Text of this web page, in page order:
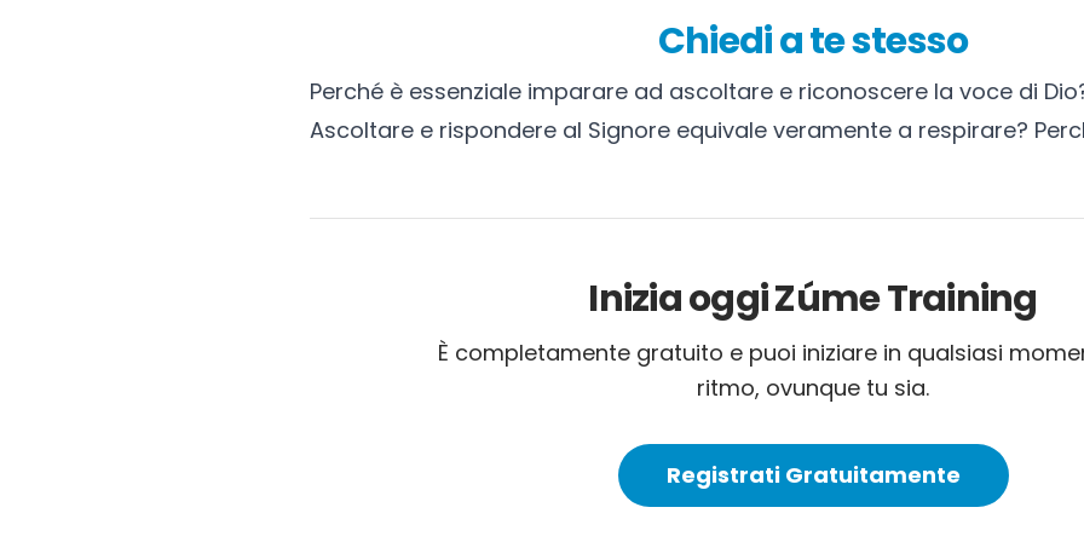
Chiedi a te stesso
Perché è essenziale imparare ad ascoltare e riconoscere la voce di
Ascoltare e rispondere al Signore equivale veramente a respirare?
Inizia oggi Zúme Training
È completamente gratuito e puoi iniziare in qualsiasi
ritmo, ovunque tu sia.
Registrati Gratuitamente